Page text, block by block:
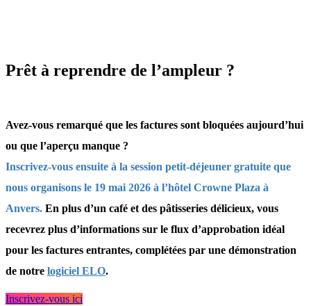
Prêt à reprendre de l’ampleur ?
Avez-vous remarqué que les factures sont bloquées aujourd’hui
ou que l’aperçu manque ?
Inscrivez-vous ensuite à la session petit-déjeuner gratuite que
nous organisons le 19 mai 2026 à l’hôtel Crowne Plaza à
Anvers. En plus d’un café et des pâtisseries délicieux, vous
recevrez plus d’informations sur le flux d’approbation idéal
pour les factures entrantes, complétées par une démonstration
de notre logiciel ELO.
Inscrivez-vous ici